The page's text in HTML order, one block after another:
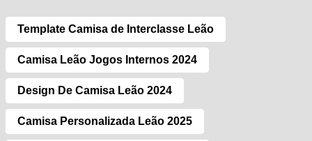
Template Camisa de Interclasse Leão
Camisa Leão Jogos Internos 2024
Design De Camisa Leão 2024
Camisa Personalizada Leão 2025